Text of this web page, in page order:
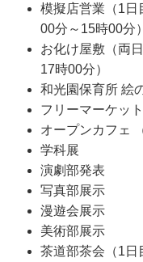
模擬店営業（1
00分～15時00分）
お化け屋敷（両
17時00分）
和光園保育所 絵
フリーマーケット
オープンカフェ
学科展
演劇部発表
写真部展示
漫遊会展示
美術部展示
茶道部茶会（1日